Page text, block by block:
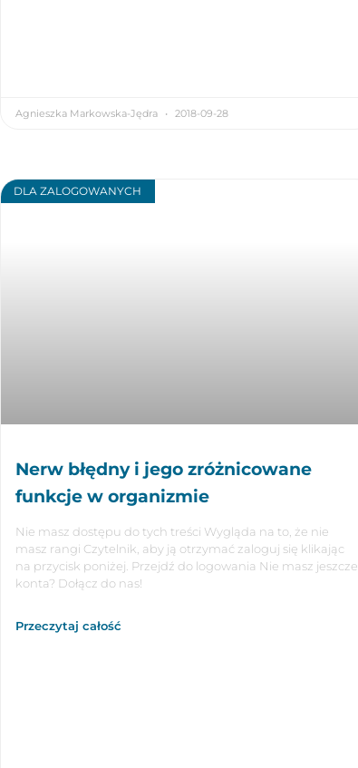
Agnieszka Markowska-Jędra 2018-09-28
DLA ZALOGOWANYCH
Nerw błędny i jego zróżnicowane
funkcje w organizmie
Nie masz dostępu do tych treści Wygląda na to, że nie
masz rangi Czytelnik, aby ją otrzymać zaloguj się klikając
na przycisk poniżej. Przejdź do logowania Nie masz jeszcze
konta? Dołącz do nas!
Przeczytaj całość